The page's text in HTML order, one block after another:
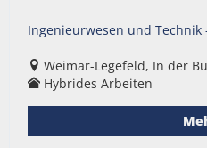
Ingenieurwesen und Technik
Weimar-Legefeld, In der
Hybrides Arbeiten